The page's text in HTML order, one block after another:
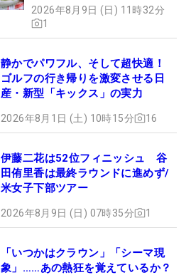
2026年8月9日 (日) 11時32分
1
静かでパワフル、そして超快適！
ゴルフの行き帰りを激変させる日
産・新型「キックス」の実力
2026年8月1日 (土) 10時15分 16
伊藤二花は52位フィニッシュ 谷
田侑里香は最終ラウンドに進めず/
米女子下部ツアー
2026年8月9日 (日) 07時35分 1
「いつかはクラウン」「シーマ現
象」……あの熱狂を覚えているか？